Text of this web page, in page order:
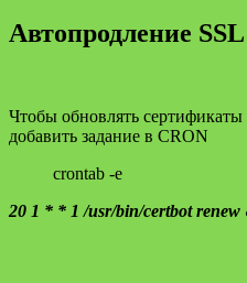
Автопродление
Чтобы обновлять
добавить задание в CRON
crontab -e
20 1 * * 1 /usr/bin/certbot renew